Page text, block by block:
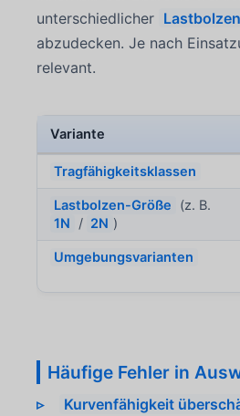
unterschiedlicher
abzudecken. Je nach
relevant.
Variante
Tragfähigkeitsklassen
Lastbolzen-Größe
(z. B.
1N
/ 2N )
Umgebungsvarianten
Häufige Fehler in
Kurvenfähigkeit